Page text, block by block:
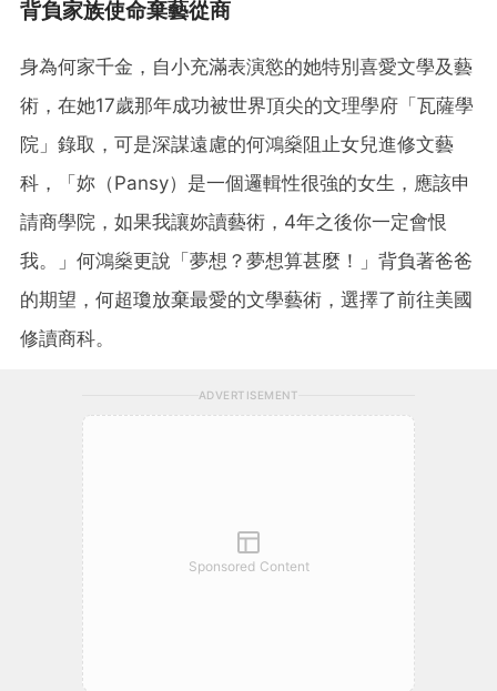
背負家族使命棄藝從商
身為何家千金，自小充滿表演慾的她特別喜愛文學及藝
術，在她17歲那年成功被世界頂尖的文理學府「瓦薩學
院」錄取，可是深謀遠慮的何鴻燊阻止女兒進修文藝
科，「妳（Pansy）是一個邏輯性很強的女生，應該申
請商學院，如果我讓妳讀藝術，4年之後你一定會恨
我。」何鴻燊更說「夢想？夢想算甚麼！」背負著爸爸
的期望，何超瓊放棄最愛的文學藝術，選擇了前往美國
修讀商科。
ADVERTISEMENT
Sponsored Content